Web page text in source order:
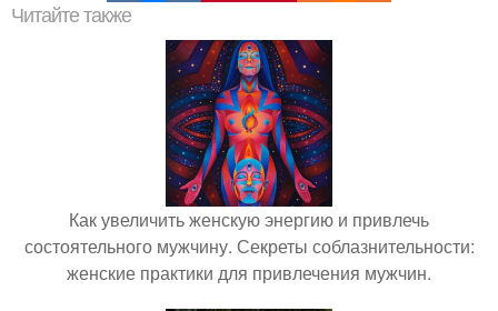
Читайте также
Как увеличить женскую энергию и привлечь
состоятельного мужчину. Секреты соблазнительности:
женские практики для привлечения мужчин.